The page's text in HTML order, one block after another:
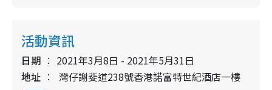
活動資訊
日期
2021年3月8日 - 2021年5月31日
地址
灣仔謝斐道238號香港諾富特世紀酒店一樓